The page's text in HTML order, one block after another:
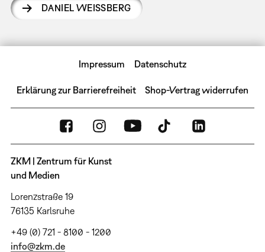
DANIEL WEISSBERG
Impressum Datenschutz
Erklärung zur Barrierefreiheit Shop-Vertrag widerrufen
ZKM | Zentrum für Kunst
und Medien
Lorenzstraße 19
76135 Karlsruhe
+49 (0) 721 - 8100 - 1200
info@zkm.de